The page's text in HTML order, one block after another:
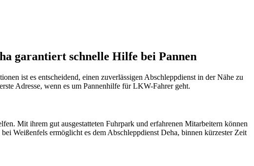
garantiert schnelle Hilfe bei Pannen
ist es entscheidend, einen zuverlässigen Abschleppdienst in der Nähe zu
Adresse, wenn es um Pannenhilfe für LKW-Fahrer geht.
Mit ihrem gut ausgestatteten Fuhrpark und erfahrenen Mitarbeitern können
Weißenfels ermöglicht es dem Abschleppdienst Deha, binnen kürzester Zeit